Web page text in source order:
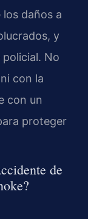
daños a
y
No
con la
con un
proteger
de